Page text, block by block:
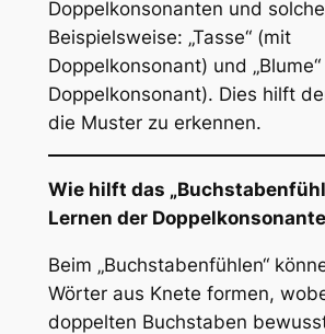
Doppelkonsonanten und
Beispielsweise: „Tasse“ (mit
Doppelkonsonant) und
Doppelkonsonant). Dies hilft
die Muster zu erkennen.
Wie hilft das
Lernen der
Beim „Buchstabenfühlen“
Wörter aus Knete formen,
doppelten Buchstaben